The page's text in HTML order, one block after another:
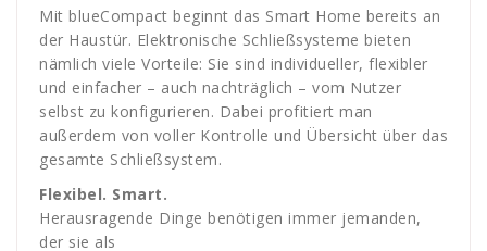
Mit blueCompact beginnt das Smart Home bereits an
der Haustür. Elektronische Schließsysteme bieten
nämlich viele Vorteile: Sie sind individueller, flexibler
und einfacher – auch nachträglich – vom Nutzer
selbst zu konfigurieren. Dabei profitiert man
außerdem von voller Kontrolle und Übersicht über das
gesamte Schließsystem.
Flexibel. Smart.
Herausragende Dinge benötigen immer jemanden,
der sie als